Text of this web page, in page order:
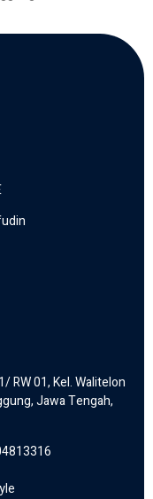
RW 01, Kel. Walitelon
Jawa Tengah,